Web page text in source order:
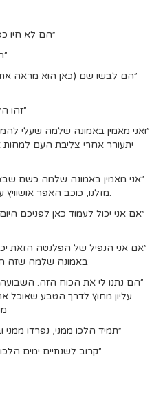
״הם לא חיו
״הם לבשו שם (כאן הוא מראה
״זהו
״ואני מאמין באמונה שלמה שעלי
יתעורר אחרי צליבת העם
״אני מאמין באמונה שלמה כשם
מזלנו, כוכב האפר אושוויץ עומד למול כדור ארצנו ומשפיע עליו.
״אם אני יכול לעמוד כאן לפניכם
״אם אני הנפיל של הפלנטה הזאת
באמונה שלמה שזה
״הם נתנו לי את הכוח הזה. השבועה
עליון מחוץ לדרך הטבע שאוכל
״תמיד הלכו ממני, נפרדו
״קרוב לשנתיים ימים הלכו ממני ותמיד השאירו אותי אחריהם.